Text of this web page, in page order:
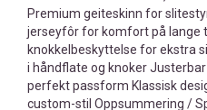
Premium geiteskinn for
jerseyfôr for komfort på lange
knokkelbeskyttelse for ekstra
i håndflate og knoker
perfekt passform Klassisk
custom-stil Oppsummering /